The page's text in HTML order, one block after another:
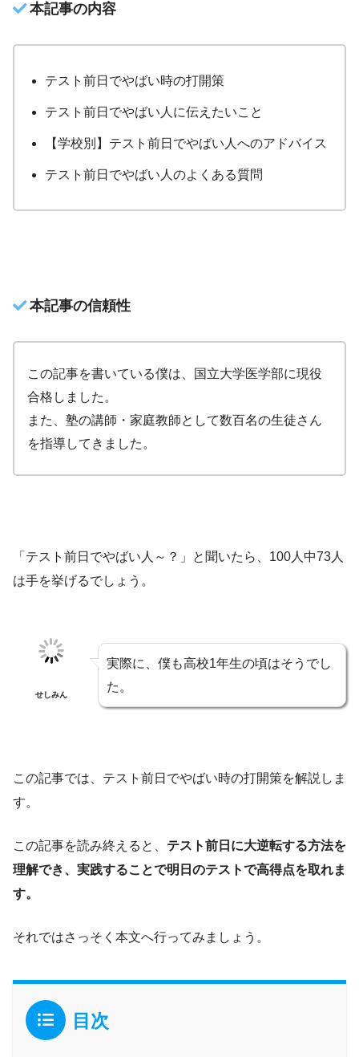
本記事の内容
テスト前日でやばい時の打開策
テスト前日でやばい人に伝えたいこと
【学校別】テスト前日でやばい人へのアドバイス
テスト前日でやばい人のよくある質問
本記事の信頼性
この記事を書いている僕は、国立大学医学部に現役
合格しました。
また、塾の講師・家庭教師として数百名の生徒さん
を指導してきました。
「テスト前日でやばい人～？」と聞いたら、100人中73人
は手を挙げるでしょう。
せしみん
実際に、僕も高校1年生の頃はそうでし
た。
この記事では、テスト前日でやばい時の打開策を解説しま
す。
この記事を読み終えると、 テスト前日に大逆転する方法を
理解でき、実践することで明日のテストで高得点を取れま
す。
それではさっそく本文へ行ってみましょう。
目次